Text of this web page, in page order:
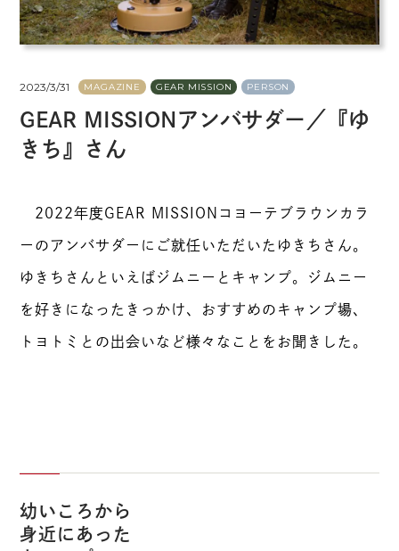
2023/3/31 MAGAZINE GEAR MISSION PERSON
GEAR MISSIONアンバサダー／『ゆ
きち』さん
2022年度GEAR MISSIONコヨーテブラウンカラ
ーのアンバサダーにご就任いただいたゆきちさん。
ゆきちさんといえばジムニーとキャンプ。ジムニー
を好きになったきっかけ、おすすめのキャンプ場、
トヨトミとの出会いなど様々なことをお聞きした。
幼いころから
身近にあった